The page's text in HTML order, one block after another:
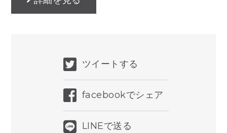
ツイートする
facebookでシェア
LINEで送る